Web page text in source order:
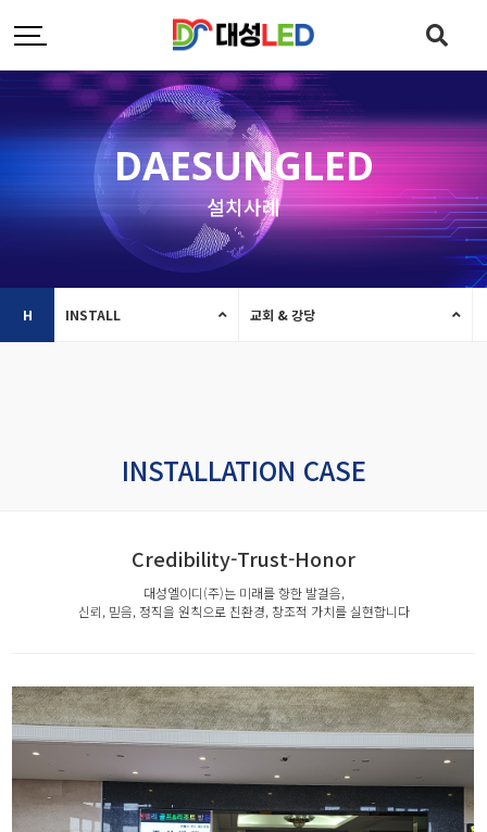
DAESUNGLED
설치사례
H INSTALL 교회 & 강당
INSTALLATION CASE
Credibility-Trust-Honor
대성엘이디(주)는 미래를 향한 발걸음,
신뢰, 믿음, 정직을 원칙으로 친환경, 창조적 가치를 실현합니다